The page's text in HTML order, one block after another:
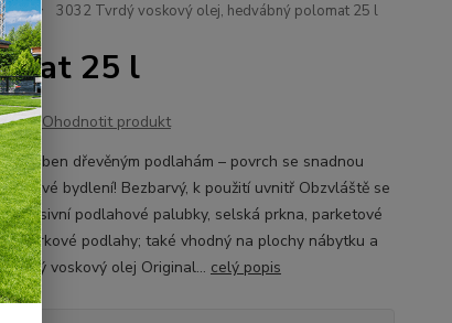
3032 Tvrdý voskový olej, hedvábný polomat 25 l
25 l
Ohodnotit produkt
dřevěným podlahám – povrch se snadnou
zdravé bydlení! Bezbarvý, k použití uvnitř Obzvláště se
masivní podlahové palubky, selská prkna, parketové
a korkové podlahy; také vhodný na plochy nábytku a
voskový olej Original... celý popis